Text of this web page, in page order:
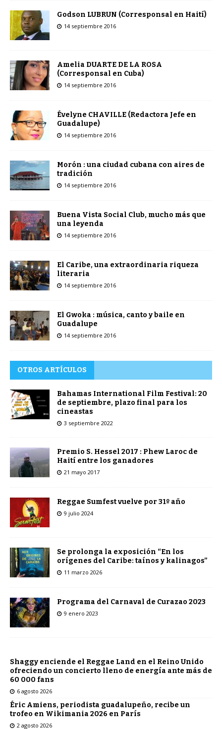
Godson LUBRUN (Corresponsal en Haití)
14 septiembre 2016
Amelia DUARTE DE LA ROSA
(Corresponsal en Cuba)
14 septiembre 2016
Évelyne CHAVILLE (Redactora Jefe en
Guadalupe)
14 septiembre 2016
Morón : una ciudad cubana con aires de
tradición
14 septiembre 2016
Buena Vista Social Club, mucho más que
una leyenda
14 septiembre 2016
El Caribe, una extraordinaria riqueza
literaria
14 septiembre 2016
El Gwoka : música, canto y baile en
Guadalupe
14 septiembre 2016
OTROS ARTÍCULOS
Bahamas International Film Festival: 20
de septiembre, plazo final para los
cineastas
3 septiembre 2022
Premio S. Hessel 2017 : Phew Laroc de
Haití entre los ganadores
21 mayo 2017
Reggae Sumfest vuelve por 31º año
9 julio 2024
Se prolonga la exposición “En los
orígenes del Caribe: taínos y kalinagos”
11 marzo 2026
Programa del Carnaval de Curazao 2023
9 enero 2023
Shaggy enciende el Reggae Land en el Reino Unido
ofreciendo un concierto lleno de energía ante más de
60 000 fans
6 agosto 2026
Éric Amiens, periodista guadalupeño, recibe un
trofeo en Wikimania 2026 en París
2 agosto 2026